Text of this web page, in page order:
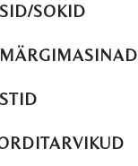
SOKID